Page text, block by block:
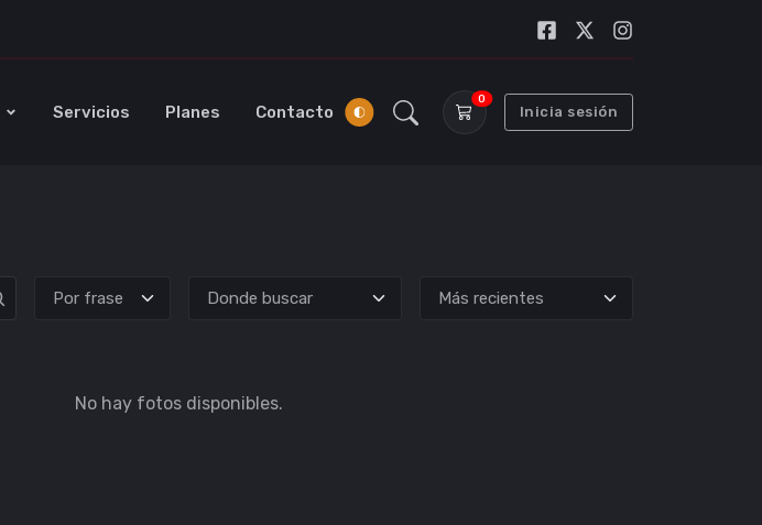
Servicios Planes Contacto
0
Inicia sesión
Donde buscar
No hay fotos disponibles.